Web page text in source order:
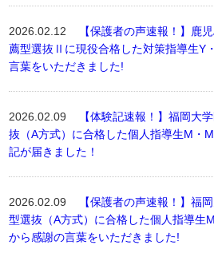
2026.02.12
【保護者の声速報！】鹿
薦型選抜Ⅱに現役合格した対策指導生Y
言葉をいただきました!
2026.02.09
【体験記速報！】福岡大
抜（A方式）に合格した個人指導生M・
記が届きました！
2026.02.09
【保護者の声速報！】福
型選抜（A方式）に合格した個人指導生
から感謝の言葉をいただきました!